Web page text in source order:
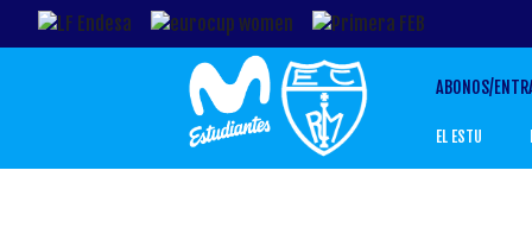
Gestionar el Consentimiento de las Cookies
ABONOS/
EL ESTU